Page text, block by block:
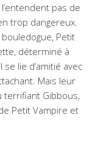
pas de
trop dangereux.
Petit
déterminé à
lie d’amitié avec
Mais leur
terrifiant Gibbous,
Petit Vampire et